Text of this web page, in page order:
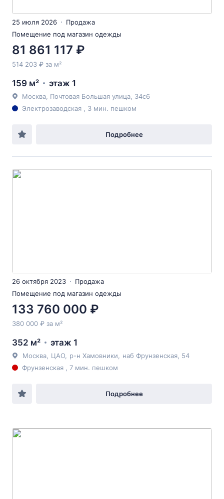
25 июля 2026
Продажа
Помещение под магазин одежды
81 861 117 ₽
514 203 ₽ за м²
159 м² этаж 1
Москва, Почтовая Большая улица, 34с6
Электрозаводская , 3 мин. пешком
Подробнее
26 октября 2023
Продажа
Помещение под магазин одежды
133 760 000 ₽
380 000 ₽ за м²
352 м² этаж 1
Москва ЦАО р-н Хамовники наб Фрунзенская , 54
Фрунзенская , 7 мин. пешком
Подробнее